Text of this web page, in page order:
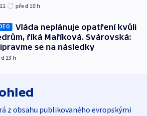
před 10 h
Vláda neplánuje opatření kvůli
říká Maříková. Svárovská:
se na následky
13 h
z obsahu publikovaného evropskými